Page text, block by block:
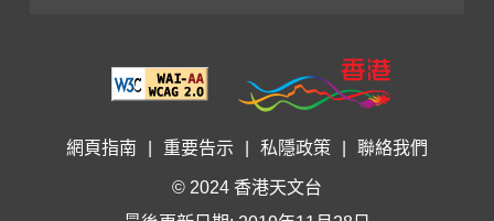
網頁指南 重要告示 私隱政策 聯絡我們
© 2024 香港天文台